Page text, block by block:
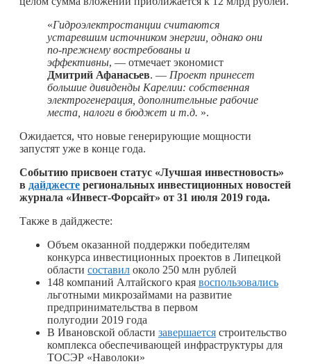
«Гидроэлектростанции считаются
устаревшим источником энергии, однако они
по-прежнему востребованы и
эффективны, — отмечает экономист
Дмитрий Афанасьев. — Проект принесет
большие дивиденды Карелии: собственная
электрогенерация, дополнительные рабочие
места, налоги в бюджет и т.д. ».
Ожидается, что новые генерирующие мощности
запустят уже в конце года.
Событию присвоен статус «Лучшая инвестновость»
в дайджесте региональных инвестиционных новостей
журнала «Инвест-Форсайт» от 31 июля 2019 года.
Также в дайджесте:
Объем оказанной поддержки победителям
конкурса инвестиционных проектов в Липецкой
области составил около 250 млн рублей
148 компаний Алтайского края воспользовались
льготными микрозаймами на развитие
предпринимательства в первом
полугодии 2019 года
В Ивановской области завершается строительство
комплекса обеспечивающей инфраструктуры для
ТОСЭР «Наволоки»